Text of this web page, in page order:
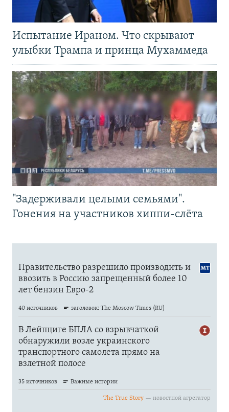
Испытание Ираном. Что скрывают
улыбки Трампа и принца Мухаммеда
"Задерживали целыми семьями".
Гонения на участников хиппи-слёта